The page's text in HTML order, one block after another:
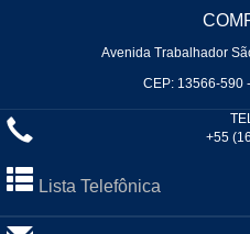
Avenida Trabalhador
CEP: 13566-590
+55
Lista Telefônica